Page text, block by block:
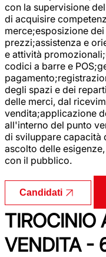
con la supervisione
di acquisire
merce;esposizione
prezzi;assistenza e
e attività
codici a barre e
degli spazi e dei
delle merci, dal
vendita;applicazione
all'interno del punto
di sviluppare capacità
ascolto delle
con il pubblico.
Candidati
TIROCINIO
VENDITA -